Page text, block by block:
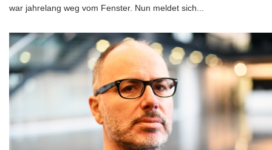
war jahrelang weg vom Fenster. Nun meldet sich